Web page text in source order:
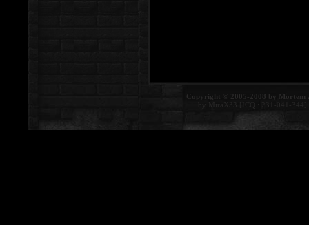
Copyright © 2005-2008 by Mortem
by MiraX33 [ICQ : 231-041-344]